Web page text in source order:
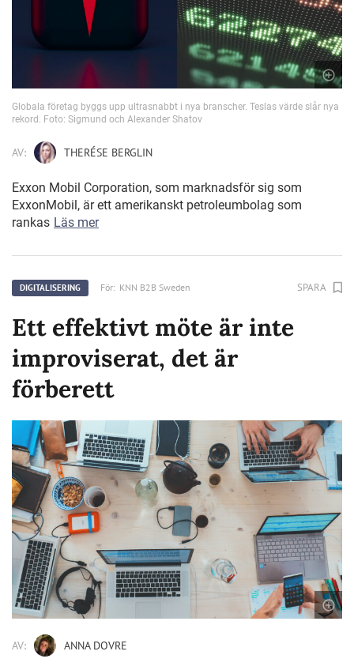
Globala företag byggs upp ultrasnabbt i nya branscher. Teslas värde slår nya
rekord. Foto: Sigmund och Alexander Shatov
AV: THERÉSE BERGLIN
Exxon Mobil Corporation, som marknadsför sig som
ExxonMobil, är ett amerikanskt petroleumbolag som
rankas Läs mer
DIGITALISERING För: KNN B2B Sweden SPARA
Ett effektivt möte är inte
improviserat, det är
förberett
AV: ANNA DOVRE